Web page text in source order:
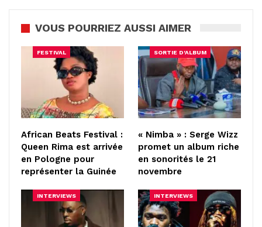
VOUS POURRIEZ AUSSI AIMER
FESTIVAL
African Beats Festival :
Queen Rima est arrivée
en Pologne pour
représenter la Guinée
SORTIE D'ALBUM
« Nimba » : Serge Wizz
promet un album riche
en sonorités le 21
novembre
INTERVIEWS INTERVIEWS